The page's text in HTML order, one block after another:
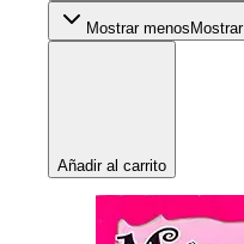
Mostrar menos
Añadir al carrito